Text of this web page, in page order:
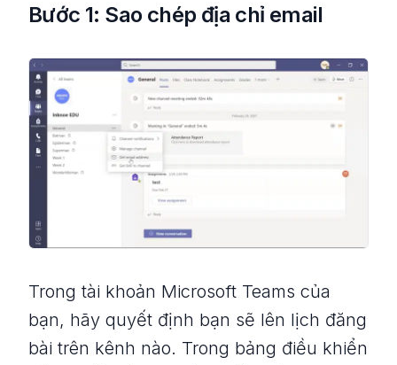
Bước 1: Sao chép địa chỉ email
Trong tài khoản Microsoft Teams của
bạn, hãy quyết định bạn sẽ lên lịch đăng
bài trên kênh nào. Trong bảng điều khiển